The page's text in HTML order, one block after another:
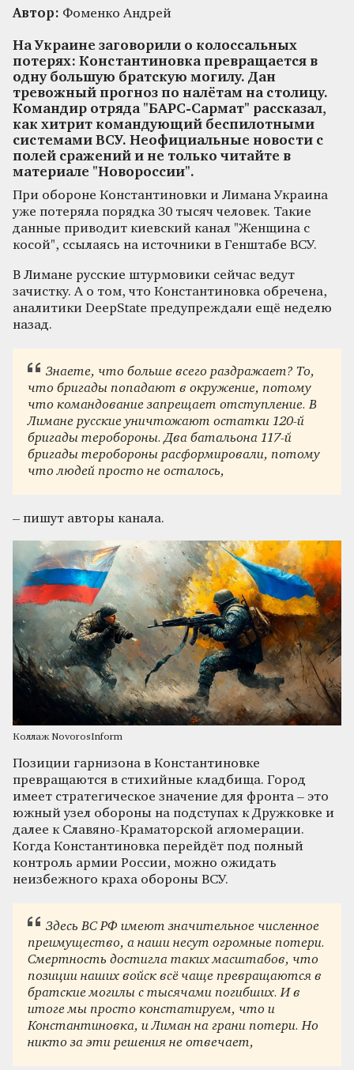
Автор: Фоменко Андрей
На Украине заговорили о колоссальных
потерях: Константиновка превращается в
одну большую братскую могилу. Дан
тревожный прогноз по налётам на столицу.
Командир отряда "БАРС-Сармат" рассказал,
как хитрит командующий беспилотными
системами ВСУ. Неофициальные новости с
полей сражений и не только читайте в
материале "Новороссии".
При обороне Константиновки и Лимана Украина
уже потеряла порядка 30 тысяч человек. Такие
данные приводит киевский канал "Женщина с
косой", ссылаясь на источники в Генштабе ВСУ.
В Лимане русские штурмовики сейчас ведут
зачистку. А о том, что Константиновка обречена,
аналитики DeepState предупреждали ещё неделю
назад.
Знаете, что больше всего раздражает? То,
что бригады попадают в окружение, потому
что командование запрещает отступление. В
Лимане русские уничтожают остатки 120-й
бригады теробороны. Два батальона 117-й
бригады теробороны расформировали, потому
что людей просто не осталось,
– пишут авторы канала.
Коллаж NovorosInform
Позиции гарнизона в Константиновке
превращаются в стихийные кладбища. Город
имеет стратегическое значение для фронта – это
южный узел обороны на подступах к Дружковке и
далее к Славяно-Краматорской агломерации.
Когда Константиновка перейдёт под полный
контроль армии России, можно ожидать
неизбежного краха обороны ВСУ.
Здесь ВС РФ имеют значительное численное
преимущество, а наши несут огромные потери.
Смертность достигла таких масштабов, что
позиции наших войск всё чаще превращаются в
братские могилы с тысячами погибших. И в
итоге мы просто констатируем, что и
Константиновка, и Лиман на грани потери. Но
никто за эти решения не отвечает,